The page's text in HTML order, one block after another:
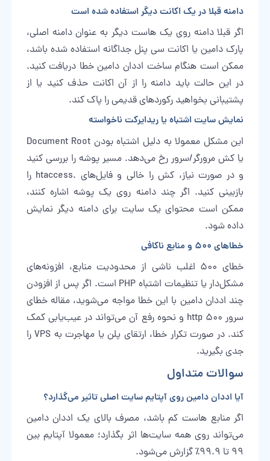
دامنه قبلا در یک اکانت دیگر استفاده شده است
اگر قبلا دامنه روی یک هاست دیگر به عنوان دامنه اصلی،
پارک دامین یا اکانت سی پنل جداگانه استفاده شده باشد،
ممکن است هنگام ساخت اددان دامین خطا دریافت کنید.
در این حالت باید دامنه را از آن اکانت حذف کنید یا از
پشتیبانی بخواهید رکوردهای قدیمی را پاک کند.
نمایش سایت اشتباه یا ریدایرکت ناخواسته
این مشکل معمولا به دلیل اشتباه بودن Document Root
یا کش مرورگر/سرور رخ می‌دهد. مسیر پوشه را بررسی کنید
و در صورت نیاز، کش را خالی و فایل‌های .htaccess را
بازبینی کنید. اگر چند دامنه روی یک پوشه اشاره کنند،
ممکن است محتوای یک سایت برای دامنه دیگر نمایش
داده شود.
خطاهای 500 و منابع ناکافی
خطای 500 اغلب ناشی از محدودیت منابع، افزونه‌های
مشکل‌دار یا تنظیمات اشتباه PHP است. اگر پس از افزودن
چند اددان دامین با این خطا مواجه می‌شوید، مقالهخطای
سرور http 500 و نحوه رفع آن
می‌تواند در عیب‌یابی کمک
کند. در صورت تکرار خطا، ارتقای پلن یا مهاجرت به VPS را
جدی بگیرید.
سوالات متداول
آیا اددان دامین روی آپتایم سایت اصلی تاثیر می‌گذارد؟
اگر منابع هاست کم باشد، مصرف بالای یک اددان دامین
می‌تواند روی همه سایت‌ها اثر بگذارد؛ معمولا آپتایم بین
۹۹ تا ۹۹.۹٪ گزارش می‌شود.